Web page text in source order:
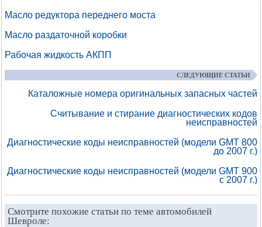
Масло редуктора переднего моста
Масло раздаточной коробки
Рабочая жидкость АКПП
СЛЕДУЮЩИЕ СТАТЬИ
Каталожные номера оригинальных запасных частей
Считывание и стирание диагностических кодов
неисправностей
Диагностические коды неисправностей (модели GMT 800
до 2007 г.)
Диагностические коды неисправностей (модели GMT 900
с 2007 г.)
Смотрите похожие статьи по теме автомобилей
Шевроле: